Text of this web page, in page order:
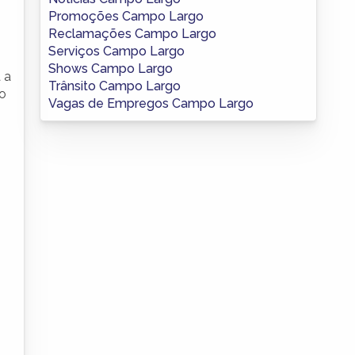
a
Promoções Campo Largo
Reclamações Campo Largo
Serviços Campo Largo
Shows Campo Largo
Trânsito Campo Largo
Vagas de Empregos Campo Largo